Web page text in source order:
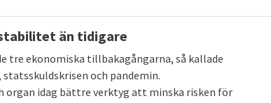
och riskerna i stora banker. När den stora
finanskrisen, spillde det över till en djup kris. Vi
uppstod inom EU. Problemet var att de
än tidigare
tre ekonomiska tillbakagångarna, så kallade
och pandemin.
idag bättre verktyg att minska risken för